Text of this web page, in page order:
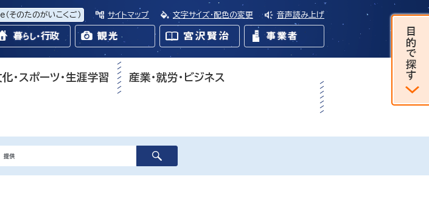
（そのたのがいこくご） サイトマップ 文字サイズ・配色の変更 音声読み上げ
化・スポーツ・生涯学習 産業・就労・ビジネス